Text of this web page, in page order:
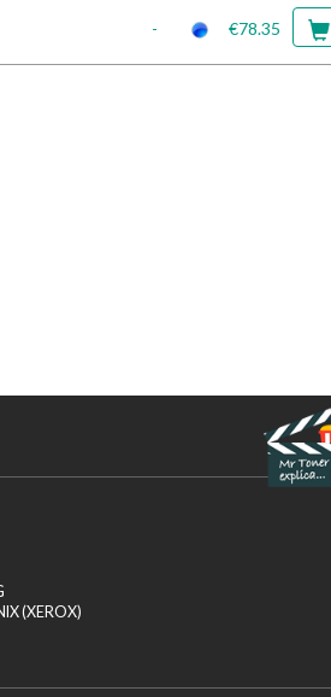
- €78.35
(XEROX)